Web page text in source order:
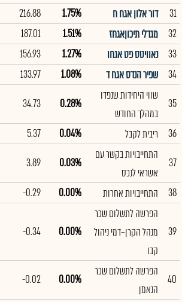
31
דור אלון אגח ח 1.75%
216.88
32
מגדלי תיכוןאגחז 1.51%
187.01
33
נאוויטס פט אגחו 1.27%
156.93
34
שפיר הנדס אגח ד 1.08%
133.97
35
שווי היחידות שנפדו
במהלך החודש
0.28%
34.73
36
ריבית לקבל 0.04%
5.37
37
התחייבויות בקשר עם
אשראי לנכס
0.03%
3.89
38
התחייבויות אחרות 0.00%
-0.29
39
הפרשה לתשלום שכר
מנהל הקרן–דמי ניהול
קבו
0.00%
-0.34
40
הפרשה לתשלום שכר
הנאמן
0.00%
-0.02